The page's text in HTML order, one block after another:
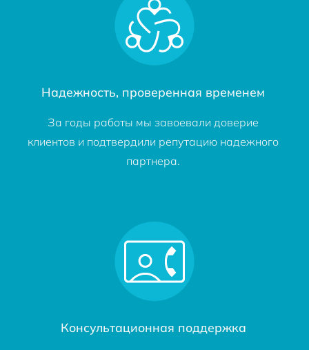
Надежность, проверенная временем
За годы работы мы завоевали доверие
клиентов и подтвердили репутацию надежного
партнера.
Консультационная поддержка